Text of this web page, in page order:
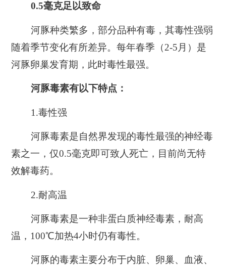
0.5毫克足以致命
河豚种类繁多，部分品种有毒，其毒性强弱
随着季节变化有所差异。每年春季（2-5月）是
河豚卵巢发育期，此时毒性最强。
河豚毒素有以下特点：
1.毒性强
河豚毒素是自然界发现的毒性最强的神经毒
素之一，仅0.5毫克即可致人死亡，目前尚无特
效解毒药。
2.耐高温
河豚毒素是一种非蛋白质神经毒素，耐高
温，100℃加热4小时仍有毒性。
河豚的毒素主要分布于内脏、卵巢、血液、